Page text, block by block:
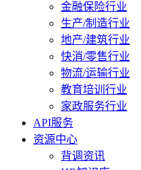
金融保险行业
生产/制造行业
地产/建筑行业
快消/零售行业
物流/运输行业
教育培训行业
家政服务行业
API服务
资源中心
背调资讯